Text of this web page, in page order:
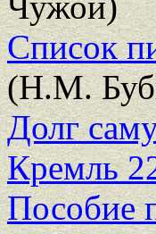
Список
(Н.М.
Долг
Кремль
Пособие